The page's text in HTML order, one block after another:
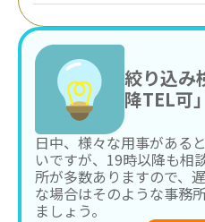
絞り込み
降TEL可」
日中、様々な用事がある
いですが、19時以降も相
所が多数ありますので、
な場合はそのような事務
ましょう。